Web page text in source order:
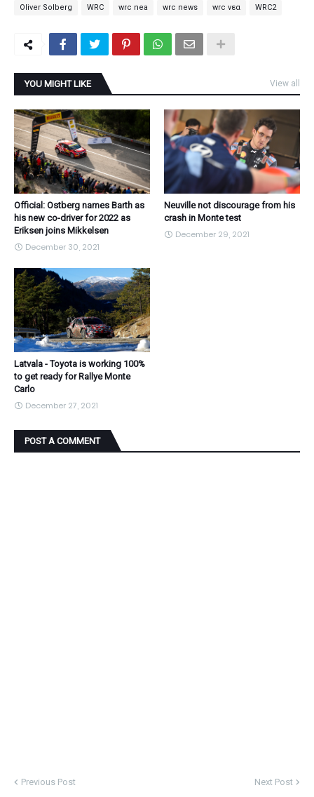
Oliver Solberg WRC wrc nea wrc news wrc νεα WRC2
YOU MIGHT LIKE View all
Official: Ostberg names Barth as
his new co-driver for 2022 as
Eriksen joins Mikkelsen
December 30, 2021
Neuville not discourage from his
crash in Monte test
December 29, 2021
Latvala - Toyota is working 100%
to get ready for Rallye Monte
Carlo
December 27, 2021
POST A COMMENT
Previous Post Next Post